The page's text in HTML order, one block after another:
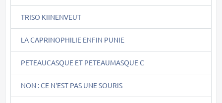
TRISO KIINENVEUT
LA CAPRINOPHILIE ENFIN PUNIE
PETEAUCASQUE ET PETEAUMASQUE C
NON : CE N'EST PAS UNE SOURIS